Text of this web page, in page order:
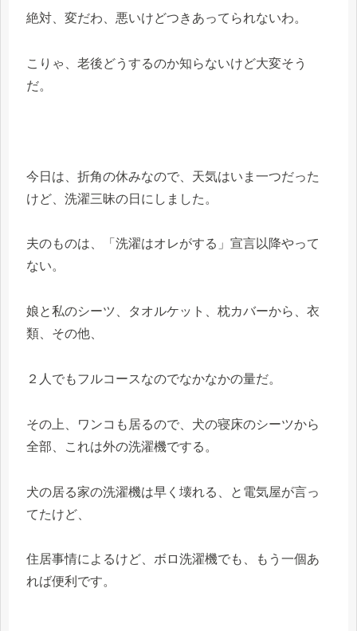
絶対、変だわ、悪いけどつきあってられないわ。
こりゃ、老後どうするのか知らないけど大変そう
だ。
今日は、折角の休みなので、天気はいま一つだった
けど、洗濯三昧の日にしました。
夫のものは、「洗濯はオレがする」宣言以降やって
ない。
娘と私のシーツ、タオルケット、枕カバーから、衣
類、その他、
２人でもフルコースなのでなかなかの量だ。
その上、ワンコも居るので、犬の寝床のシーツから
全部、これは外の洗濯機でする。
犬の居る家の洗濯機は早く壊れる、と電気屋が言っ
てたけど、
住居事情によるけど、ボロ洗濯機でも、もう一個あ
れば便利です。